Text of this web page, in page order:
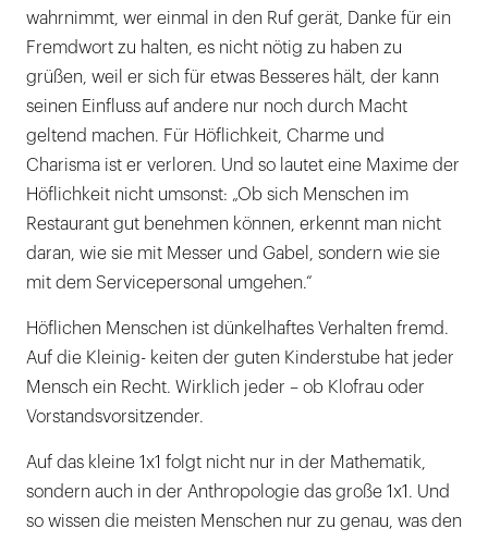
wahrnimmt, wer einmal in den Ruf gerät, Danke für ein
Fremdwort zu halten, es nicht nötig zu haben zu
grüßen, weil er sich für etwas Besseres hält, der kann
seinen Einfluss auf andere nur noch durch Macht
geltend machen. Für Höflichkeit, Charme und
Charisma ist er verloren. Und so lautet eine Maxime der
Höflichkeit nicht umsonst: „Ob sich Menschen im
Restaurant gut benehmen können, erkennt man nicht
daran, wie sie mit Messer und Gabel, sondern wie sie
mit dem Servicepersonal umgehen.“
Höflichen Menschen ist dünkelhaftes Verhalten fremd.
Auf die Kleinig- keiten der guten Kinderstube hat jeder
Mensch ein Recht. Wirklich jeder – ob Klofrau oder
Vorstandsvorsitzender.
Auf das kleine 1x1 folgt nicht nur in der Mathematik,
sondern auch in der Anthropologie das große 1x1. Und
so wissen die meisten Menschen nur zu genau, was den